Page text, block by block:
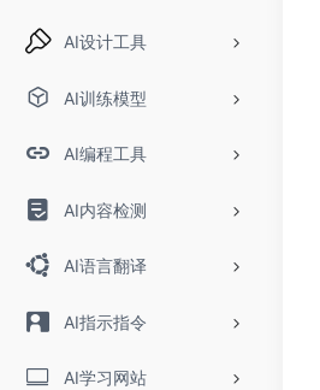
AI设计工具
AI训练模型
AI编程工具
AI内容检测
AI语言翻译
AI指示指令
AI学习网站